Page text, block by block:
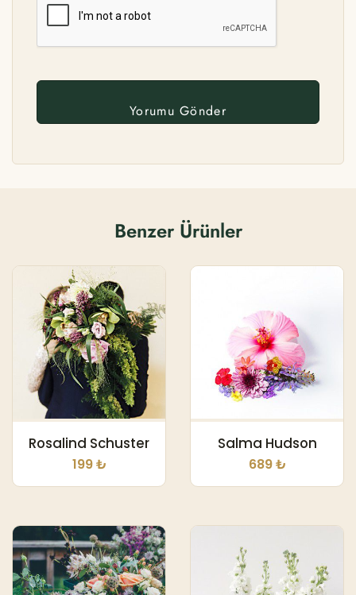
Benzer Ürünler
Rosalind Schuster
199 ₺
Salma Hudson
689 ₺